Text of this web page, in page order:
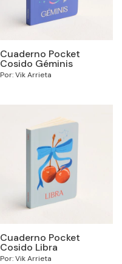
Cuaderno Pocket
Cosido Géminis
Por: Vik Arrieta
Cuaderno Pocket
Cosido Libra
Por: Vik Arrieta